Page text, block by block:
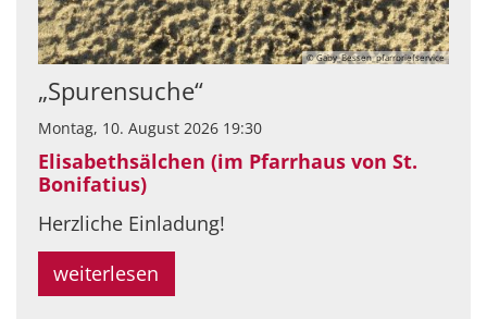
© Gaby_Bessen_pfarrbriefservice
„Spurensuche“
Montag, 10. August 2026 19:30
Elisabethsälchen (im Pfarrhaus von St.
Bonifatius)
Herzliche Einladung!
weiterlesen